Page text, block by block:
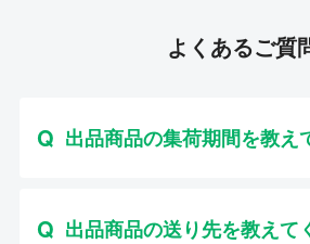
よくあるご質
出品商品の集荷期間を教え
出品商品の送り先を教えて